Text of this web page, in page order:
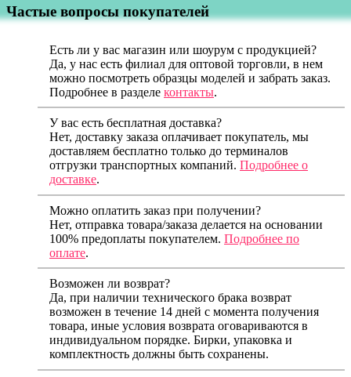
Частые вопросы покупателей
Есть ли у вас магазин или шоурум с продукцией?
Да, у нас есть филиал для оптовой торговли, в нем
можно посмотреть образцы моделей и забрать заказ.
Подробнее в разделе контакты.
У вас есть бесплатная доставка?
Нет, доставку заказа оплачивает покупатель, мы
доставляем бесплатно только до терминалов
отгрузки транспортных компаний. Подробнее о
доставке.
Можно оплатить заказ при получении?
Нет, отправка товара/заказа делается на основании
100% предоплаты покупателем. Подробнее по
оплате.
Возможен ли возврат?
Да, при наличии технического брака возврат
возможен в течение 14 дней с момента получения
товара, иные условия возврата оговариваются в
индивидуальном порядке. Бирки, упаковка и
комплектность должны быть сохранены.